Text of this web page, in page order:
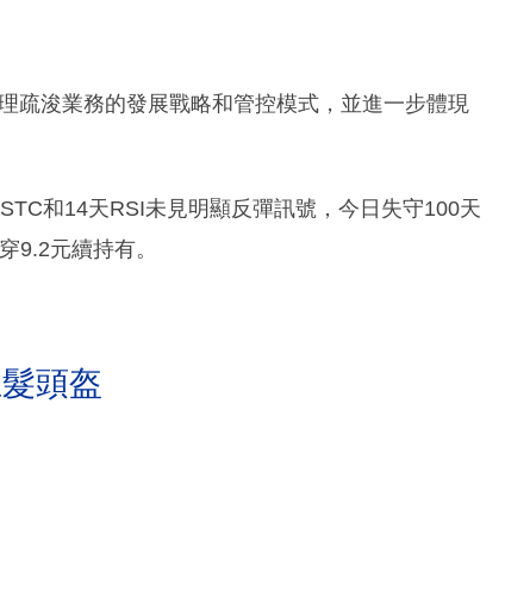
疏浚業務的發展戰略和管控模式，並進一步體現
和14天RSI未見明顯反彈訊號，今日失守100天
9.2元續持有。
頭盔